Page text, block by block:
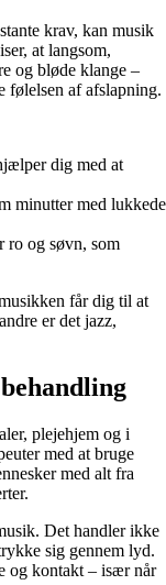
krav, kan musik
at langsom,
og bløde klange –
følelsen af afslapning.
dig med at
minutter med lukkede
ro og søvn, som
får dig til at
er det jazz,
plejehjem og i
med at bruge
med alt fra
Det handler ikke
sig gennem lyd.
og kontakt – især når